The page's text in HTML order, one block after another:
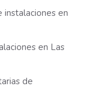
en
en Las
de